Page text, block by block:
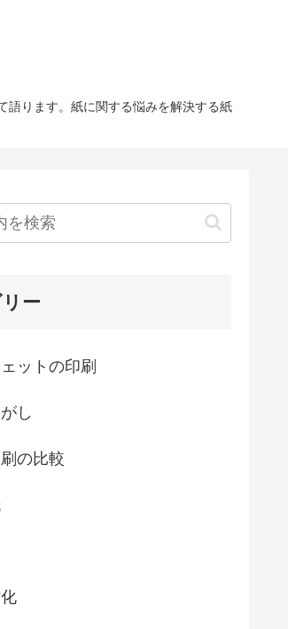
語ります。紙に関する悩みを解決する紙
ー
ットの印刷
し
の比較